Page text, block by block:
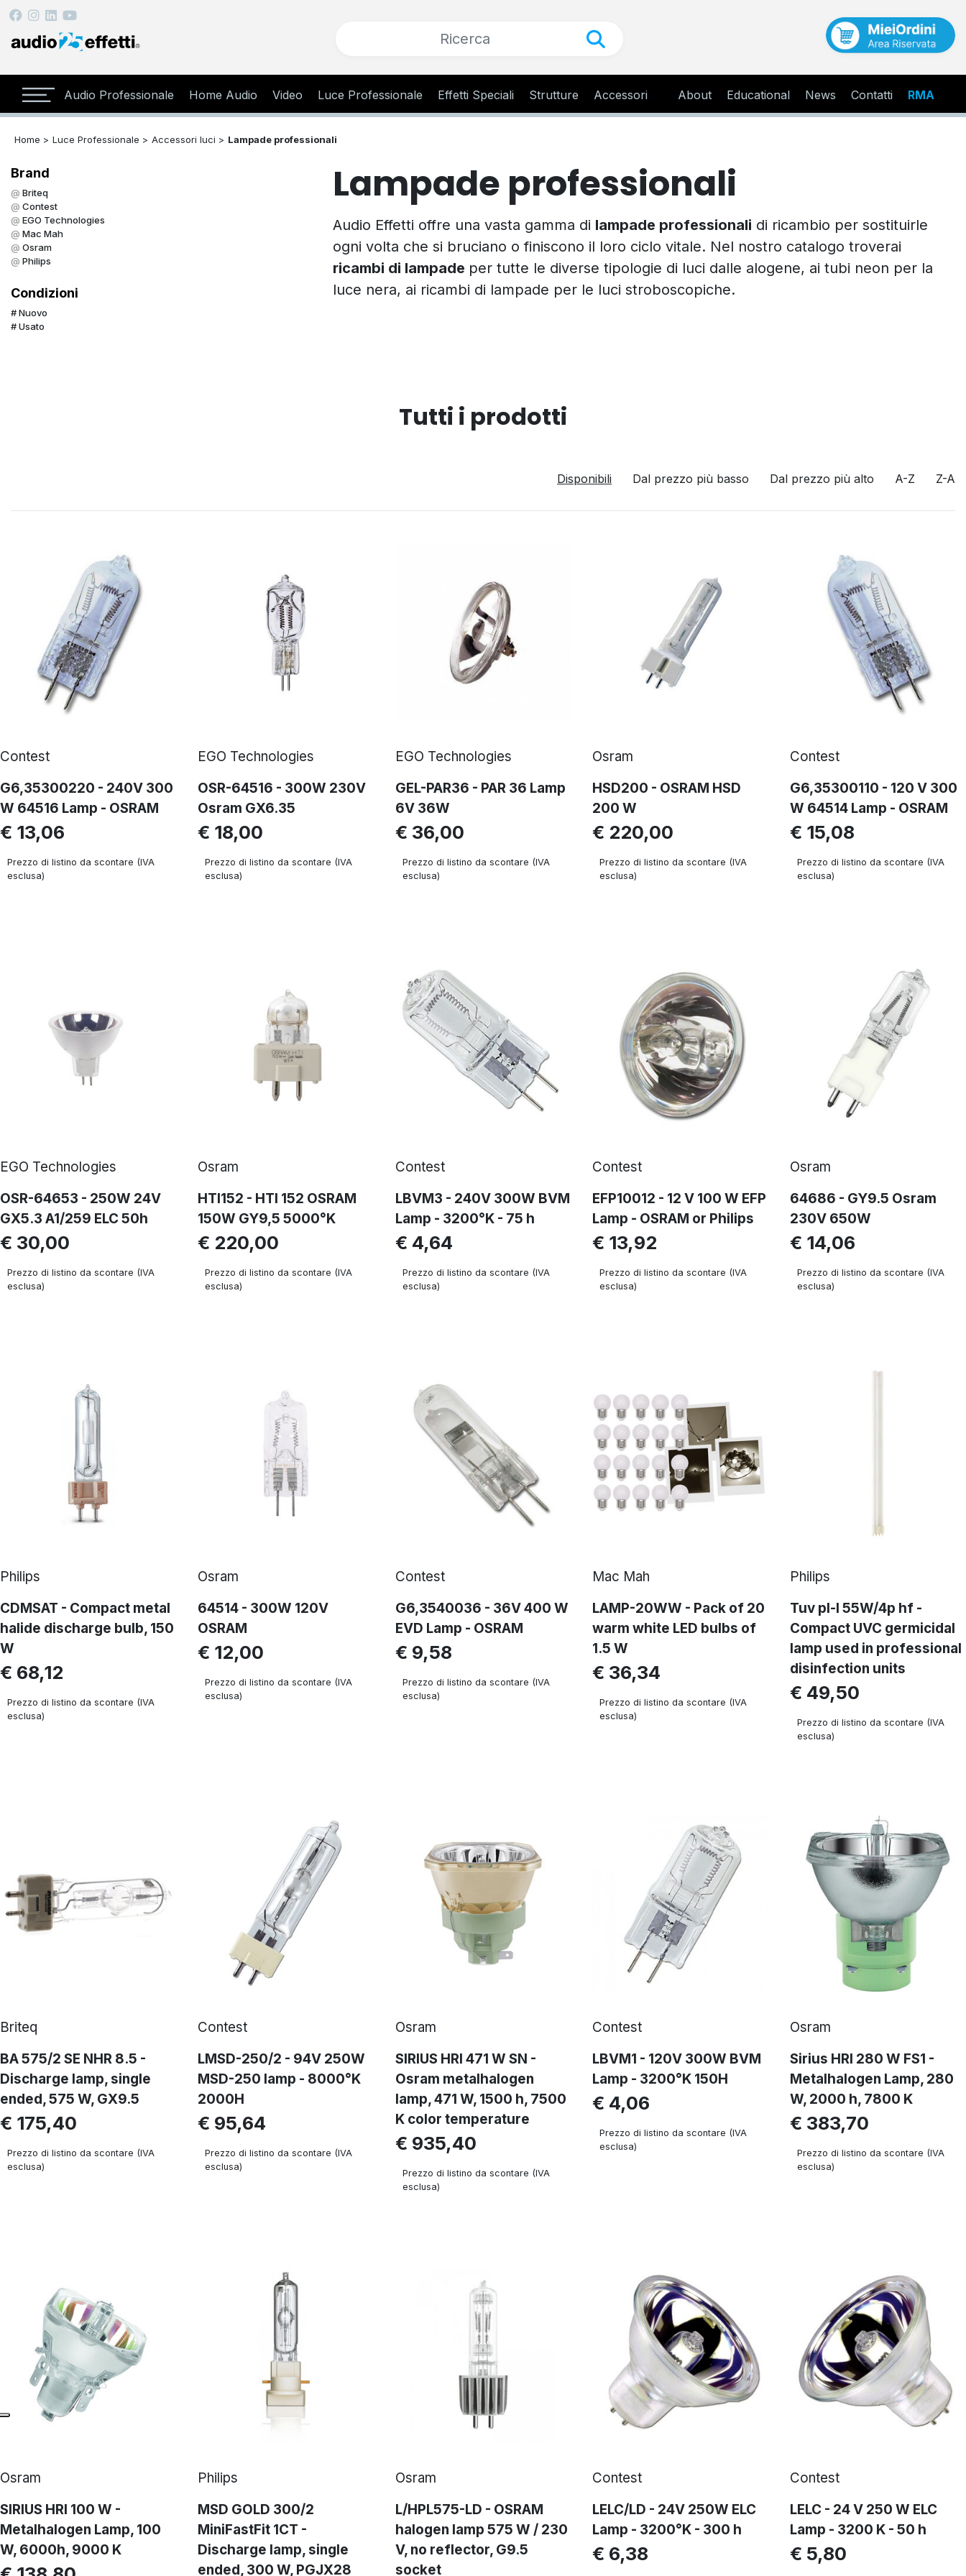
Audio Professionale Home Audio Video Luce Professionale Effetti Speciali Strutture Accessori About Educational News Contatti RMA
Home > Luce Professionale > Accessori luci > Lampade professionali
Brand
Briteq
Contest
EGO Technologies
Mac Mah
Osram
Philips
Condizioni
Nuovo
Usato
Lampade professionali
Audio Effetti offre una vasta gamma di lampade professionali di ricambio per sostituirle
ogni volta che si bruciano o finiscono il loro ciclo vitale. Nel nostro catalogo troverai
ricambi di lampade per tutte le diverse tipologie di luci dalle alogene, ai tubi neon per la
luce nera, ai ricambi di lampade per le luci stroboscopiche.
Tutti i prodotti
Disponibili Dal prezzo più basso Dal prezzo più alto A-Z Z-A
Contest
G6,35300220 - 240V 300
W 64516 Lamp - OSRAM
€ 13,06
Prezzo di listino da scontare (IVA
esclusa)
EGO Technologies
OSR-64516 - 300W 230V
Osram GX6.35
€ 18,00
Prezzo di listino da scontare (IVA
esclusa)
EGO Technologies
GEL-PAR36 - PAR 36 Lamp
6V 36W
€ 36,00
Prezzo di listino da scontare (IVA
esclusa)
Osram
HSD200 - OSRAM HSD
200 W
€ 220,00
Prezzo di listino da scontare (IVA
esclusa)
Contest
G6,35300110 - 120 V 300
W 64514 Lamp - OSRAM
€ 15,08
Prezzo di listino da scontare (IVA
esclusa)
EGO Technologies
OSR-64653 - 250W 24V
GX5.3 A1/259 ELC 50h
€ 30,00
Prezzo di listino da scontare (IVA
esclusa)
Osram
HTI152 - HTI 152 OSRAM
150W GY9,5 5000°K
€ 220,00
Prezzo di listino da scontare (IVA
esclusa)
Contest
LBVM3 - 240V 300W BVM
Lamp - 3200°K - 75 h
€ 4,64
Prezzo di listino da scontare (IVA
esclusa)
Contest
EFP10012 - 12 V 100 W EFP
Lamp - OSRAM or Philips
€ 13,92
Prezzo di listino da scontare (IVA
esclusa)
Osram
64686 - GY9.5 Osram
230V 650W
€ 14,06
Prezzo di listino da scontare (IVA
esclusa)
Philips
CDMSAT - Compact metal
halide discharge bulb, 150
W
€ 68,12
Prezzo di listino da scontare (IVA
esclusa)
Osram
64514 - 300W 120V
OSRAM
€ 12,00
Prezzo di listino da scontare (IVA
esclusa)
Contest
G6,3540036 - 36V 400 W
EVD Lamp - OSRAM
€ 9,58
Prezzo di listino da scontare (IVA
esclusa)
Mac Mah
LAMP-20WW - Pack of 20
warm white LED bulbs of
1.5 W
€ 36,34
Prezzo di listino da scontare (IVA
esclusa)
Philips
Tuv pl-l 55W/4p hf -
Compact UVC germicidal
lamp used in professional
disinfection units
€ 49,50
Prezzo di listino da scontare (IVA
esclusa)
Briteq
BA 575/2 SE NHR 8.5 -
Discharge lamp, single
ended, 575 W, GX9.5
€ 175,40
Prezzo di listino da scontare (IVA
esclusa)
Contest
LMSD-250/2 - 94V 250W
MSD-250 lamp - 8000°K
2000H
€ 95,64
Prezzo di listino da scontare (IVA
esclusa)
Osram
SIRIUS HRI 471 W SN -
Osram metalhalogen
lamp, 471 W, 1500 h, 7500
K color temperature
€ 935,40
Prezzo di listino da scontare (IVA
esclusa)
Contest
LBVM1 - 120V 300W BVM
Lamp - 3200°K 150H
€ 4,06
Prezzo di listino da scontare (IVA
esclusa)
Osram
Sirius HRI 280 W FS1 -
Metalhalogen Lamp, 280
W, 2000 h, 7800 K
€ 383,70
Prezzo di listino da scontare (IVA
esclusa)
Osram
SIRIUS HRI 100 W -
Metalhalogen Lamp, 100
W, 6000h, 9000 K
Philips
MSD GOLD 300/2
MiniFastFit 1CT -
Discharge lamp, single
ended, 300 W, PGJX28
Osram
L/HPL575-LD - OSRAM
halogen lamp 575 W / 230
V, no reflector, G9.5
socket
Contest
LELC/LD - 24V 250W ELC
Lamp - 3200°K - 300 h
€ 6,38
Contest
LELC - 24 V 250 W ELC
Lamp - 3200 K - 50 h
€ 5,80